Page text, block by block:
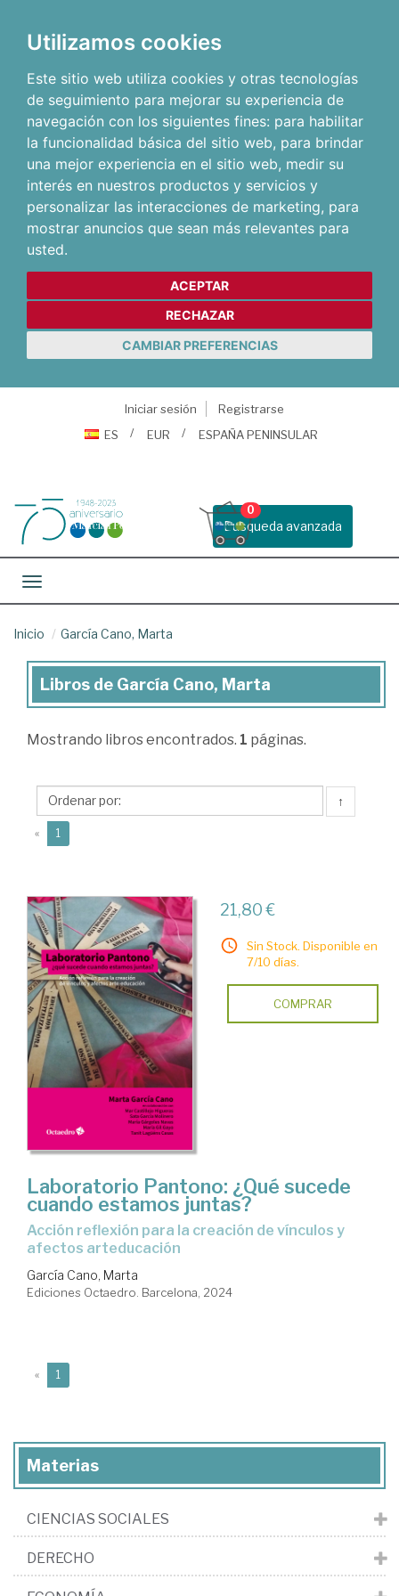
Utilizamos cookies
Este sitio web utiliza cookies y otras tecnologías
de seguimiento para mejorar su experiencia de
navegación con los siguientes fines: para habilitar
la funcionalidad básica del sitio web, para brindar
una mejor experiencia en el sitio web, medir su
interés en nuestros productos y servicios y
personalizar las interacciones de marketing, para
mostrar anuncios que sean más relevantes para
usted.
ACEPTAR
RECHAZAR
CAMBIAR PREFERENCIAS
Iniciar sesión
Registrarse
ES
EUR ESPAÑA PENINSULAR
Busqueda avanzada
0
Toggle navigation
Inicio García Cano, Marta
Libros
García
Marta
Libros de García Cano, Marta
Mostrando libros encontrados. 1 páginas.
↑
« 1
21,80 €
Sin Stock. Disponible en
7/10 días.
COMPRAR
Laboratorio Pantono: ¿Qué sucede
cuando estamos juntas?
Acción reflexión para la creación de vínculos y
afectos arteducación
García Cano, Marta
Ediciones Octaedro. Barcelona, 2024
« 1
Materias
CIENCIAS SOCIALES
DERECHO